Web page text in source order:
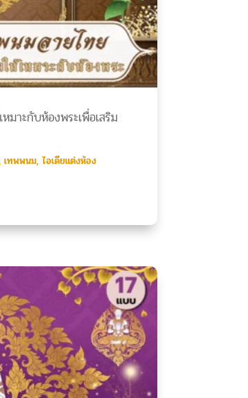
มาะกับห้องพระเพื่อเสริม
เทพพนม, ไอเดียแต่งห้อง